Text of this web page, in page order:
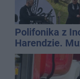
Polifonika z
Harendzie.
Kasprowicza